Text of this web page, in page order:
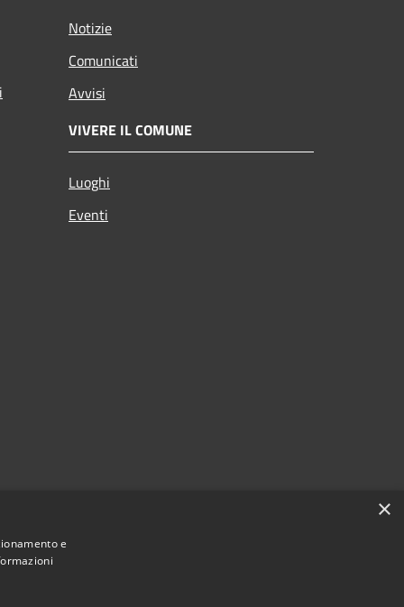
Notizie
Comunicati
Avvisi
VIVERE IL COMUNE
Luoghi
Eventi
×
e